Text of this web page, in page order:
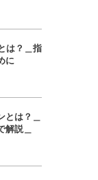
は？＿指
に
は？＿
解説＿